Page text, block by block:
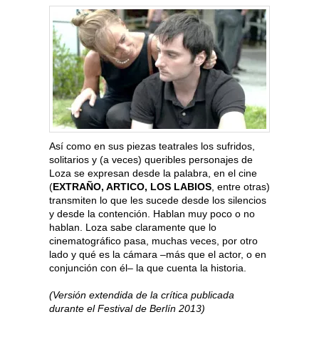
Así como en sus piezas teatrales los sufridos,
solitarios y (a veces) queribles personajes de
Loza se expresan desde la palabra, en el cine
(EXTRAÑO, ARTICO, LOS LABIOS, entre otras)
transmiten lo que les sucede desde los silencios
y desde la contención. Hablan muy poco o no
hablan. Loza sabe claramente que lo
cinematográfico pasa, muchas veces, por otro
lado y qué es la cámara –más que el actor, o en
conjunción con él– la que cuenta la historia.
(Versión extendida de la crítica publicada
durante el Festival de Berlín 2013)